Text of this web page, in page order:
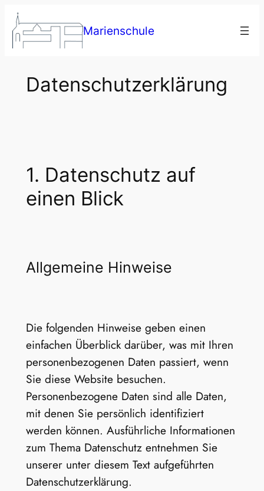
Zum
Inhalt
springen
Marienschule
Datenschutzerklärung
1. Datenschutz auf
einen Blick
Allgemeine Hinweise
Die folgenden Hinweise geben einen
einfachen Überblick darüber, was mit Ihren
personenbezogenen Daten passiert, wenn
Sie diese Website besuchen.
Personenbezogene Daten sind alle Daten,
mit denen Sie persönlich identifiziert
werden können. Ausführliche Informationen
zum Thema Datenschutz entnehmen Sie
unserer unter diesem Text aufgeführten
Datenschutzerklärung.